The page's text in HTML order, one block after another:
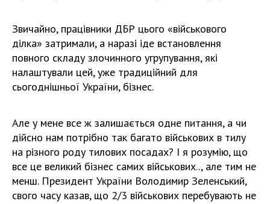
Звичайно, працівники ДБР цього «військового
ділка» затримали, а наразі іде встановлення
повного складу злочинного угрупування, які
налаштували цей, уже традиційний для
сьогоднішньої України, бізнес.
Але у мене все ж залишається одне питання, а чи
дійсно нам потрібно так багато військових в тилу
на різного роду тилових посадах? І я розумію, що
все це великий бізнес самих військових.., але тим не
менш. Президент України Володимир Зеленський,
свого часу казав, що 2/3 військових перебувають не